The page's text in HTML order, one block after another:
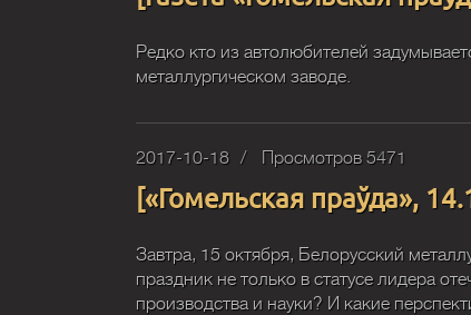
Редко кто из автолюбителей
металлургическом заводе.
2017-10-18 Просмотров 5471
[«Гомельская праўда»,
Завтра, 15 октября, Белорусский
праздник не только в статусе лидера
производства и науки? И какие